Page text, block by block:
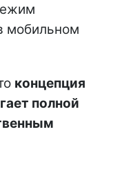
мобильном
концепция
полной